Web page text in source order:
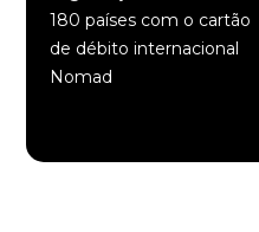
180 países com o cartão
de débito internacional
Nomad